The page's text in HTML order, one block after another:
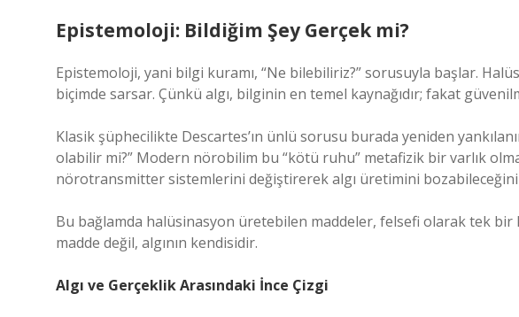
Epistemoloji: Bildiğim Şey Gerçek mi?
Epistemoloji, yani bilgi kuramı, “Ne bilebiliriz?” sorusuyla başlar.
biçimde sarsar. Çünkü algı, bilginin en temel kaynağıdır; fakat
Klasik şüphecilikte Descartes’ın ünlü sorusu burada yeniden
olabilir mi?” Modern nörobilim bu “kötü ruhu” metafizik bir varlık
nörotransmitter sistemlerini değiştirerek algı üretimini
Bu bağlamda halüsinasyon üretebilen maddeler, felsefi olarak tek
madde değil, algının kendisidir.
Algı ve Gerçeklik Arasındaki İnce Çizgi